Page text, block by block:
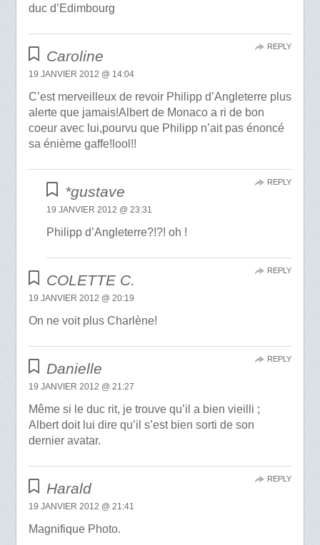
duc d’Edimbourg
Caroline
19 JANVIER 2012 @ 14:04
C’est merveilleux de revoir Philipp d’Angleterre plus
alerte que jamais!Albert de Monaco a ri de bon
coeur avec lui,pourvu que Philipp n’ait pas énoncé
sa énième gaffe!lool!!
REPLY
*gustave
19 JANVIER 2012 @ 23:31
Philipp d’Angleterre?!?! oh !
REPLY
COLETTE C.
19 JANVIER 2012 @ 20:19
On ne voit plus Charlène!
REPLY
Danielle
19 JANVIER 2012 @ 21:27
Même si le duc rit, je trouve qu’il a bien vieilli ;
Albert doit lui dire qu’il s’est bien sorti de son
dernier avatar.
REPLY
Harald
19 JANVIER 2012 @ 21:41
Magnifique Photo.
REPLY